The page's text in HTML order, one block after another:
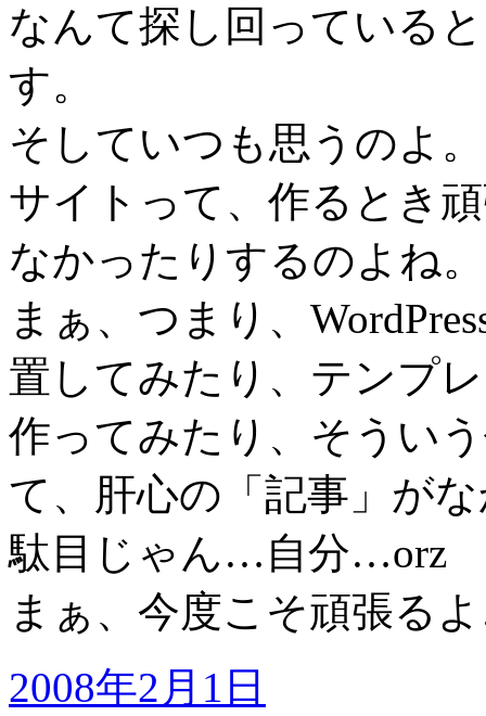
なんて探し回っている
す。
そしていつも思うのよ。
サイトって、作るとき
なかったりするのよね。
まぁ、つまり、
置してみたり、テンプ
作ってみたり、そうい
て、肝心の「記事」が
駄目じゃん…自分…orz
まぁ、今度こそ頑張る
2008年2月1日